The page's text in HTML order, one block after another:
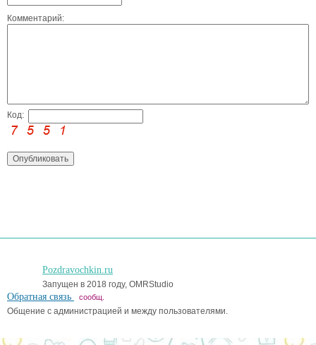
Комментарий:
Код:
Pozdravochkin.ru
Запущен в 2018 году, OMRStudio
Обратная связь сообщ.
Общение с администрацией и между пользователями.